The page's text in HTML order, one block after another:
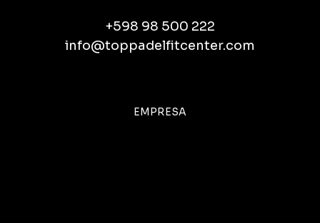
+598 98 500 222
info@toppadelfitcenter.com
EMPRESA